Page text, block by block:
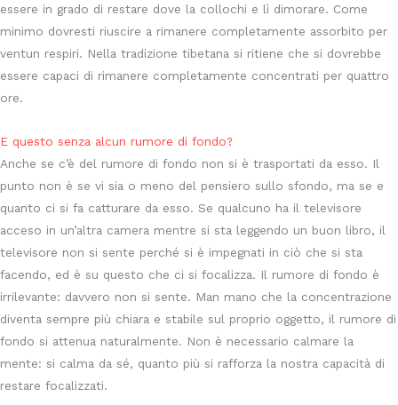
essere in grado di restare dove la collochi e lì dimorare. Come
minimo dovresti riuscire a rimanere completamente assorbito per
ventun respiri. Nella tradizione tibetana si ritiene che si dovrebbe
essere capaci di rimanere completamente concentrati per quattro
ore.
E questo senza alcun rumore di fondo?
Anche se c’è del rumore di fondo non si è trasportati da esso. Il
punto non è se vi sia o meno del pensiero sullo sfondo, ma se e
quanto ci si fa catturare da esso. Se qualcuno ha il televisore
acceso in un’altra camera mentre si sta leggendo un buon libro, il
televisore non si sente perché si è impegnati in ciò che si sta
facendo, ed è su questo che ci si focalizza. Il rumore di fondo è
irrilevante: davvero non si sente. Man mano che la concentrazione
diventa sempre più chiara e stabile sul proprio oggetto, il rumore di
fondo si attenua naturalmente. Non è necessario calmare la
mente: si calma da sé, quanto più si rafforza la nostra capacità di
restare focalizzati.